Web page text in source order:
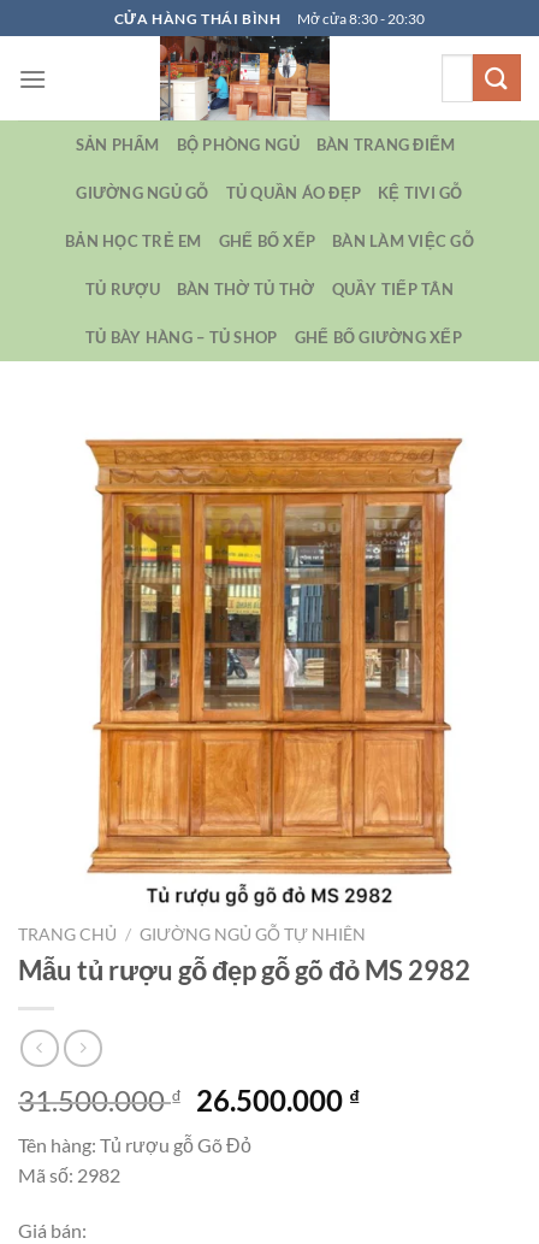
qua
nội
CỬA HÀNG THÁI BÌNH Mở cửa 8:30 - 20:30
SẢN PHẨM BỘ PHÒNG NGỦ BÀN TRANG ĐIỂM
GIƯỜNG NGỦ GỖ TỦ QUẦN ÁO ĐẸP KỆ TIVI GỖ
BẢN HỌC TRẺ EM GHẾ BỐ XẾP BÀN LÀM VIỆC GỖ
TỦ RƯỢU BÀN THỜ TỦ THỜ QUẦY TIẾP TÂN
TỦ BÀY HÀNG – TỦ SHOP GHẾ BỐ GIƯỜNG XẾP
TRANG CHỦ / GIƯỜNG NGỦ GỖ TỰ NHIÊN
Mẫu tủ rượu gỗ đẹp gỗ gõ đỏ MS 2982
31.500.000₫
Giá
là:
26.500.000 ₫Giá
Tên hàng: Tủ rượu gỗ Gõ Đỏ
Mã số: 2982
Giá bán: